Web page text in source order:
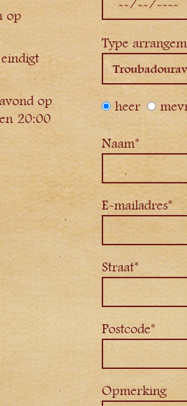
op
op
20:00
Type
heer
Naam*
E-mailadres*
Straat*
Postcode*
Opmerking